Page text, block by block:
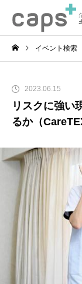
イベント検索
2023.06.15
リスクに強い
るか（